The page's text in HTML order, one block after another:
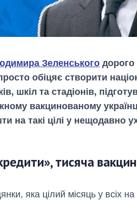
Зеленського
обіцяє створити
шкіл та стадіонів,
вакцинованому
на такі цілі у нещодавно
тисяча
яка цілий місяць у всіх